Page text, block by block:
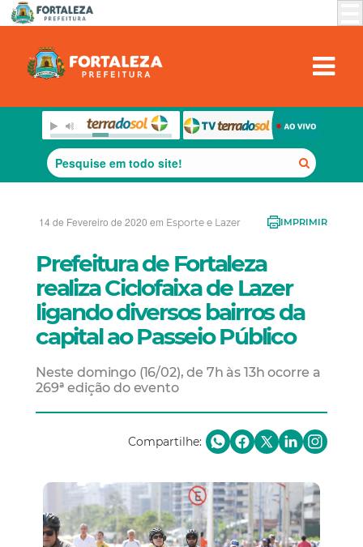
14 de Fevereiro de 2020 em Esporte e Lazer IMPRIMIR
Prefeitura de Fortaleza
realiza Ciclofaixa de Lazer
ligando diversos bairros da
capital ao Passeio Público
Neste domingo (16/02), de 7h às 13h ocorre a
269ª edição do evento
Compartilhe: